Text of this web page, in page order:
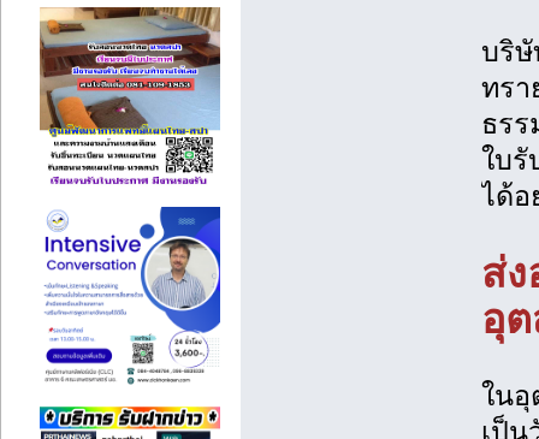
บริษั
ทรา
ธรร
ใบรั
ได้อ
ส่
อุ
ในอุ
เป็น